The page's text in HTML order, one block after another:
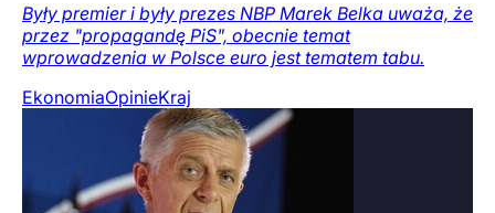
Były premier i były prezes NBP Marek Belka uważa, że
przez "propagandę PiS", obecnie temat
wprowadzenia w Polsce euro jest tematem tabu.
EkonomiaOpinieKraj